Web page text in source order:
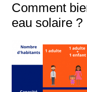
Comment
eau solaire ?